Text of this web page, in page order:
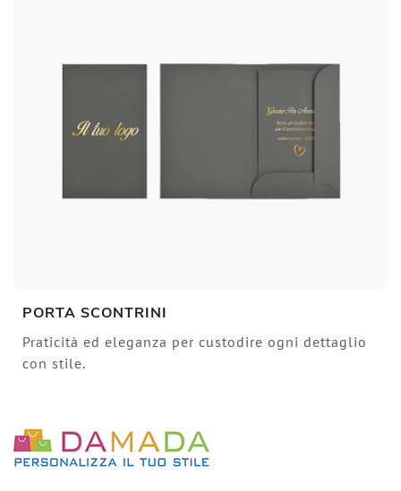
PORTA SCONTRINI
Praticità ed eleganza per custodire ogni dettaglio
con stile.